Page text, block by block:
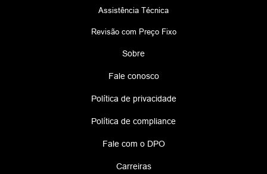
Assistência Técnica
Revisão com Preço Fixo
Sobre
Fale conosco
Política de privacidade
Política de compliance
Fale com o DPO
Carreiras